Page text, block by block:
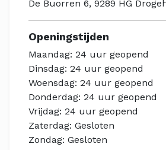
De Buorren 6, 9289 HG
Openingstijden
Maandag: 24 uur geopend
Dinsdag: 24 uur geopend
Woensdag: 24 uur geopend
Donderdag: 24 uur geopend
Vrijdag: 24 uur geopend
Zaterdag: Gesloten
Zondag: Gesloten